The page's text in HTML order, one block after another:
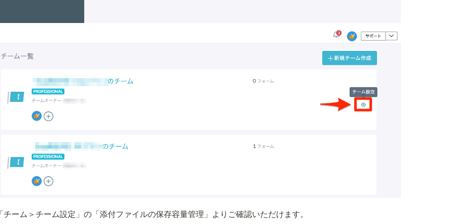
チーム＞チーム設定」の「添付ファイルの保存容量管理」よりご確認いただけます。